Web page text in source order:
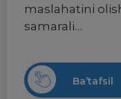
maslahatini
samarali…
Ba’tafsil